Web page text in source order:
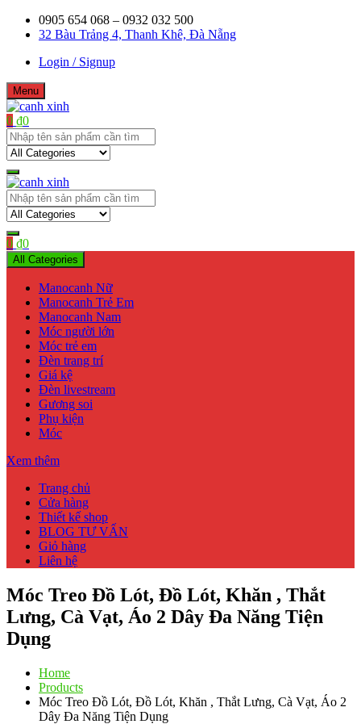
Skip
0905 654 068 – 0932 032 500
32 Bàu Trảng 4, Thanh Khê, Đà Nẵng
Login / Signup
Menu
canh xinh
Shop bán manơcanh, phụ kiện mở shop
0 ₫0
canh xinh
Shop bán manơcanh, phụ kiện mở shop
0 ₫0
All Categories
Manocanh Nữ
Manocanh Trẻ Em
Manocanh Nam
Móc người lớn
Móc trẻ em
Đèn trang trí
Giá kệ
Đèn livestream
Gương soi
Phụ kiện
Móc
Xem thêm
Trang chủ
Cửa hàng
Thiết kế shop
BLOG TƯ VẤN
Giỏ hàng
Liên hệ
Móc Treo Đồ Lót, Đồ Lót, Khăn , Thắt
Lưng, Cà Vạt, Áo 2 Dây Đa Năng Tiện
Dụng
Home
Products
Móc Treo Đồ Lót, Đồ Lót, Khăn , Thắt Lưng, Cà Vạt, Áo 2
Dây Đa Năng Tiện Dụng